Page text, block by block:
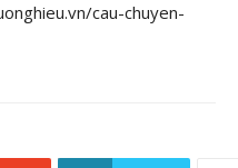
cau-chuyen-